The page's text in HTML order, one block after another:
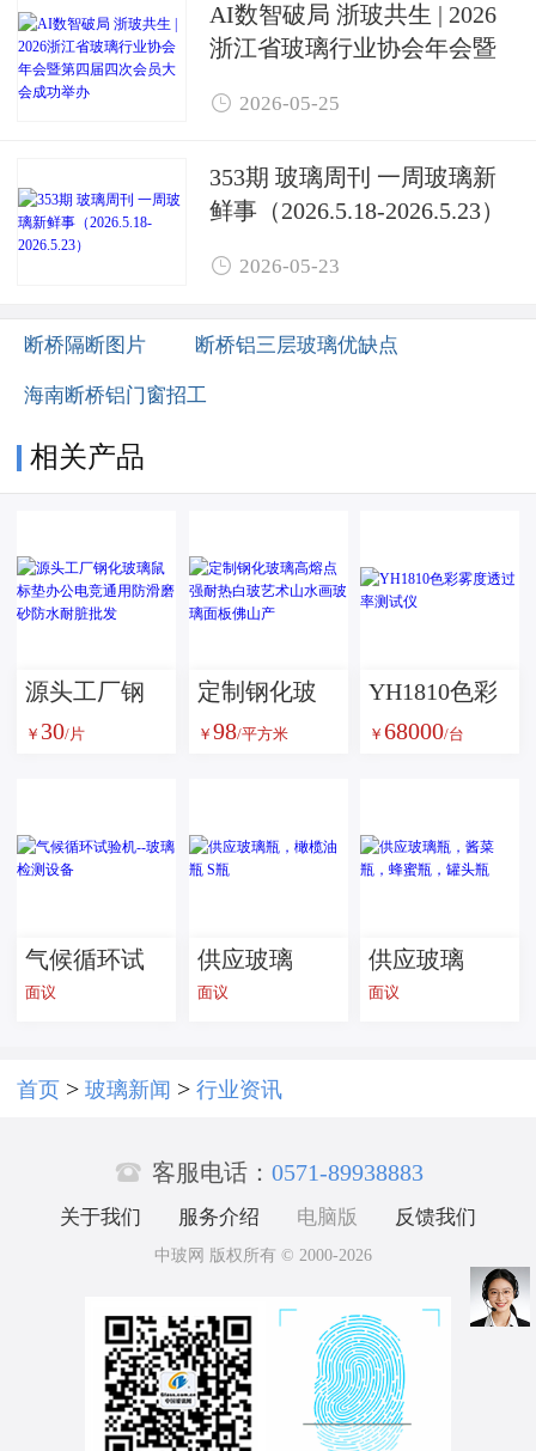
AI数智破局 浙玻共生 | 2026
浙江省玻璃行业协会年会暨
办
 2026-05-25
353期 玻璃周刊 一周玻璃新
鲜事（2026.5.18-2026.5.23）
 2026-05-23
断桥隔断图片 断桥铝三层玻璃优缺点
海南断桥铝门窗招工
相关产品
源头工厂钢
化玻璃鼠标
砂防水耐脏
￥ 30/片
定制钢化玻
璃高熔点强
璃面板佛山
￥ 98/平方米
YH1810色彩
雾度透过率
￥ 68000/台
气候循环试
验机--玻璃检
面议
供应玻璃
瓶，橄榄油
面议
供应玻璃
瓶，酱菜
面议
首页 > 玻璃新闻 > 行业资讯
 客服电话： 0571-89938883
关于我们 服务介绍 电脑版 反馈我们
中玻网 版权所有 © 2000-2026